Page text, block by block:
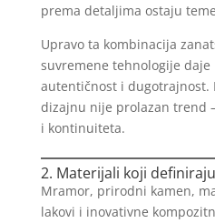
prema detaljima ostaju
Upravo ta kombinacija
suvremene tehnologije daje
autentičnost i dugotrajnost.
dizajnu nije prolazan trend
i kontinuiteta.
2. Materijali koji
Mramor, prirodni kamen,
lakovi i inovativne